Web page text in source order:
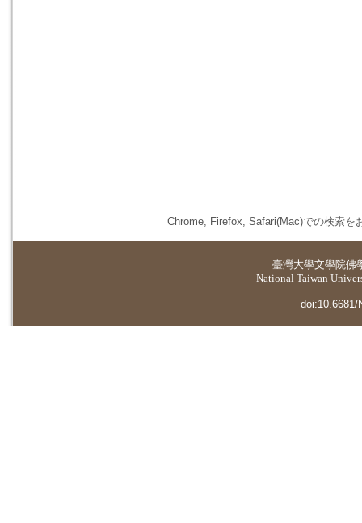
Chrome, Firefox, Safari(Mac)での検索を
臺灣大學文學院佛
National Taiwan
doi:10.6681/